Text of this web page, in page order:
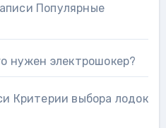
Популярные
нужен электрошокер?
Критерии выбора лодок